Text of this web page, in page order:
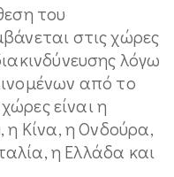
του
στις χώρες
λόγω
από το
είναι η
Κίνα, η Ονδούρα,
η Ελλάδα και